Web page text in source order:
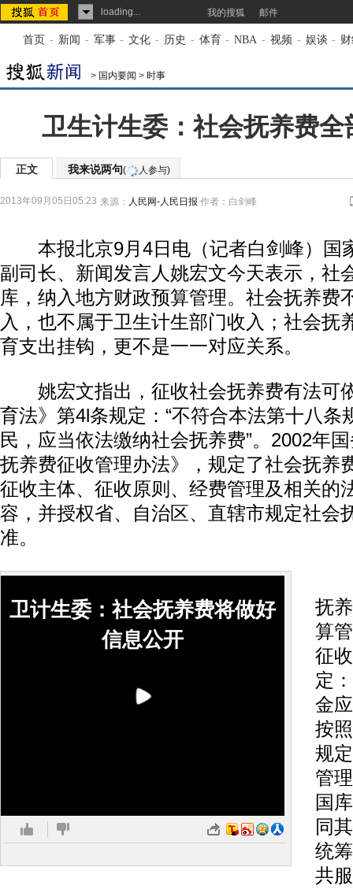
loading... 我的搜狐 邮件
首页 - 新闻 - 军事 - 文化 - 历史 - 体育 - NBA - 视频 - 娱谈 -
> 国内要闻 > 时事
卫生计生委：社会抚养费全
正文 我来说两句( 人参与)
2013年09月05日05:23 来源： 人民网-人民日报 作者：白剑峰
本报北京9月4日电（记者白剑峰）国
副司长、新闻发言人姚宏文今天表示，社
库，纳入地方财政预算管理。社会抚养费
入，也不属于卫生计生部门收入；社会抚
育支出挂钩，更不是一一对应关系。
姚宏文指出，征收社会抚养费有法可
育法》第4l条规定：“不符合本法第十八条
民，应当依法缴纳社会抚养费”。2002年
抚养费征收管理办法》，规定了社会抚养
征收主体、征收原则、经费管理及相关的
容，并授权省、自治区、直辖市规定社会
准。
卫计生委：社会抚养费将做好
信息公开
抚
算
征
定
金
按
规
管
国
同
统
共